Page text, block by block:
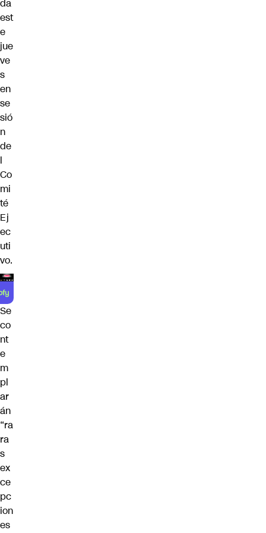
da
est
e
jue
ve
s
en
se
sió
n
de
l
Co
mi
té
Ej
ec
uti
vo.
Se
co
nt
e
m
pl
ar
án
“ra
ra
s
ex
ce
pc
ion
es